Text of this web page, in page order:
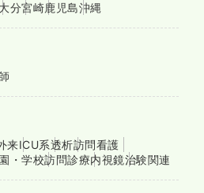
大分宮崎鹿児島沖縄
来ICU系透析訪問看護
・学校訪問診療内視鏡治験関連